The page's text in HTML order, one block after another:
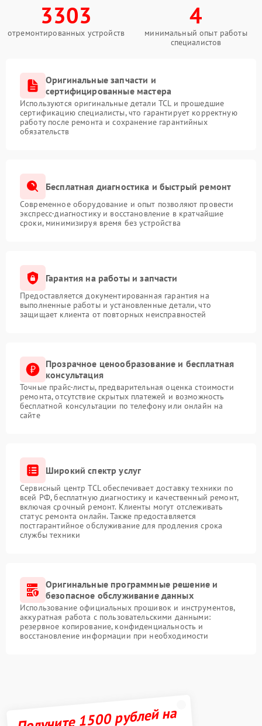
3303
отремонтированных устройств
4
минимальный опыт работы
специалистов
Оригинальные запчасти и
сертифицированные мастера
Используются оригинальные детали TCL и прошедшие
сертификацию специалисты, что гарантирует корректную
работу после ремонта и сохранение гарантийных
обязательств
Бесплатная диагностика и быстрый ремонт
Современное оборудование и опыт позволяют провести
экспресс-диагностику и восстановление в кратчайшие
сроки, минимизируя время без устройства
Гарантия на работы и запчасти
Предоставляется документированная гарантия на
выполненные работы и установленные детали, что
защищает клиента от повторных неисправностей
Прозрачное ценообразование и бесплатная
консультация
Точные прайс-листы, предварительная оценка стоимости
ремонта, отсутствие скрытых платежей и возможность
бесплатной консультации по телефону или онлайн на
сайте
Широкий спектр услуг
Сервисный центр TCL обеспечивает доставку техники по
всей РФ, бесплатную диагностику и качественный ремонт,
включая срочный ремонт. Клиенты могут отслеживать
статус ремонта онлайн. Также предоставляется
постгарантийное обслуживание для продления срока
службы техники
Оригинальные программные решение и
безопасное обслуживание данных
Использование официальных прошивок и инструментов,
аккуратная работа с пользовательскими данными:
резервное копирование, конфиденциальность и
восстановление информации при необходимости